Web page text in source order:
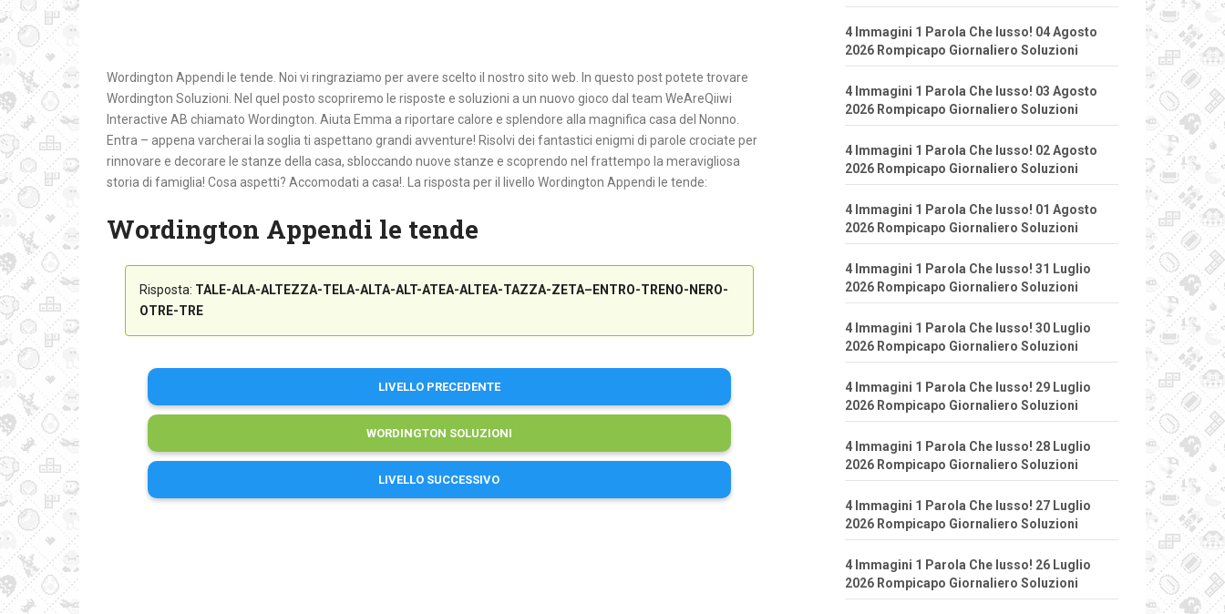
Wordington Appendi le tende. Noi vi ringraziamo per avere scelto il nostro sito web. In questo post potete trovare
Wordington Soluzioni. Nel quel posto scopriremo le risposte e soluzioni a un nuovo gioco dal team WeAreQiiwi
Interactive AB chiamato Wordington. Aiuta Emma a riportare calore e splendore alla magnifica casa del Nonno.
Entra – appena varcherai la soglia ti aspettano grandi avventure! Risolvi dei fantastici enigmi di parole crociate per
rinnovare e decorare le stanze della casa, sbloccando nuove stanze e scoprendo nel frattempo la meravigliosa
storia di famiglia! Cosa aspetti? Accomodati a casa!. La risposta per il livello Wordington Appendi le tende:
Wordington Appendi le tende
Risposta: TALE-ALA-ALTEZZA-TELA-ALTA-ALT-ATEA-ALTEA-TAZZA-ZETA–ENTRO-TRENO-NERO-
OTRE-TRE
LIVELLO PRECEDENTE
WORDINGTON SOLUZIONI
LIVELLO SUCCESSIVO
4 Immagini 1 Parola Che lusso! 04 Agosto
2026 Rompicapo Giornaliero Soluzioni
4 Immagini 1 Parola Che lusso! 03 Agosto
2026 Rompicapo Giornaliero Soluzioni
4 Immagini 1 Parola Che lusso! 02 Agosto
2026 Rompicapo Giornaliero Soluzioni
4 Immagini 1 Parola Che lusso! 01 Agosto
2026 Rompicapo Giornaliero Soluzioni
4 Immagini 1 Parola Che lusso! 31 Luglio
2026 Rompicapo Giornaliero Soluzioni
4 Immagini 1 Parola Che lusso! 30 Luglio
2026 Rompicapo Giornaliero Soluzioni
4 Immagini 1 Parola Che lusso! 29 Luglio
2026 Rompicapo Giornaliero Soluzioni
4 Immagini 1 Parola Che lusso! 28 Luglio
2026 Rompicapo Giornaliero Soluzioni
4 Immagini 1 Parola Che lusso! 27 Luglio
2026 Rompicapo Giornaliero Soluzioni
4 Immagini 1 Parola Che lusso! 26 Luglio
2026 Rompicapo Giornaliero Soluzioni